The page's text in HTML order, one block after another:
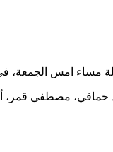
مساء امس
مصطفى قمر،